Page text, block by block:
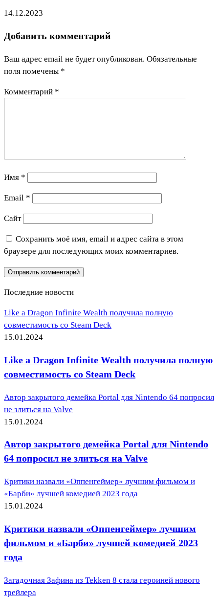
14.12.2023
Добавить комментарий
Ваш адрес email не будет опубликован. Обязательные
поля помечены *
Комментарий *
Имя *
Email *
Сайт
Сохранить моё имя, email и адрес сайта в этом
браузере для последующих моих комментариев.
Последние новости
Like a Dragon Infinite Wealth получила полную
совместимость со Steam Deck
15.01.2024
Like a Dragon Infinite Wealth получила полную
совместимость со Steam Deck
Автор закрытого демейка Portal для Nintendo 64 попросил
не злиться на Valve
15.01.2024
Автор закрытого демейка Portal для Nintendo
64 попросил не злиться на Valve
Критики назвали «Оппенгеймер» лучшим фильмом и
«Барби» лучшей комедией 2023 года
15.01.2024
Критики назвали «Оппенгеймер» лучшим
фильмом и «Барби» лучшей комедией 2023
года
Загадочная Зафина из Tekken 8 стала героиней нового
трейлера